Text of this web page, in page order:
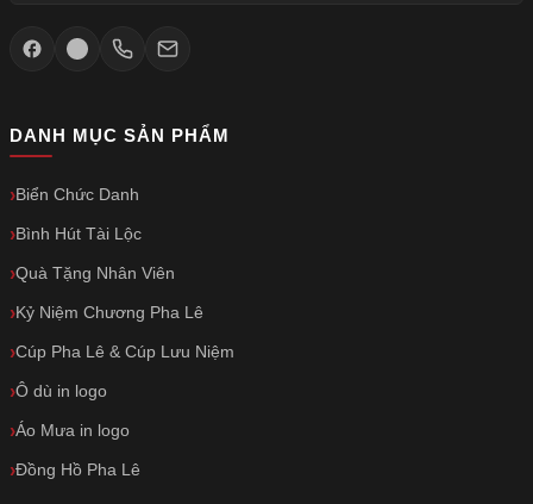
DANH MỤC SẢN PHẨM
Biển Chức Danh
Bình Hút Tài Lộc
Quà Tặng Nhân Viên
Kỷ Niệm Chương Pha Lê
Cúp Pha Lê & Cúp Lưu Niệm
Ô dù in logo
Áo Mưa in logo
Đồng Hồ Pha Lê